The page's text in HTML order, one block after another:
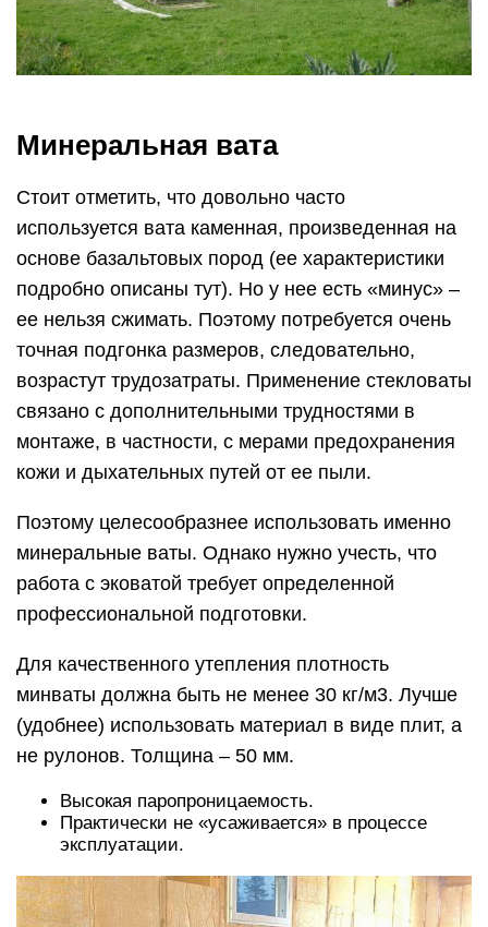
Минеральная вата
Стоит отметить, что довольно часто
используется вата каменная, произведенная на
основе базальтовых пород (ее характеристики
подробно описаны тут). Но у нее есть «минус» –
ее нельзя сжимать. Поэтому потребуется очень
точная подгонка размеров, следовательно,
возрастут трудозатраты. Применение стекловаты
связано с дополнительными трудностями в
монтаже, в частности, с мерами предохранения
кожи и дыхательных путей от ее пыли.
Поэтому целесообразнее использовать именно
минеральные ваты. Однако нужно учесть, что
работа с эковатой требует определенной
профессиональной подготовки.
Для качественного утепления плотность
минваты должна быть не менее 30 кг/м3. Лучше
(удобнее) использовать материал в виде плит, а
не рулонов. Толщина – 50 мм.
Высокая паропроницаемость.
Практически не «усаживается» в процессе
эксплуатации.